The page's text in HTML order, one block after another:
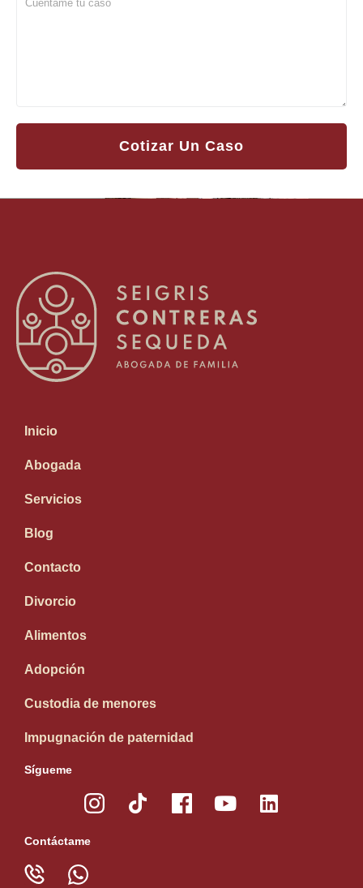
Cotizar Un Caso
Inicio
Abogada
Servicios
Blog
Contacto
Divorcio
Alimentos
Adopción
Custodia de menores
Impugnación de paternidad
Sígueme
Contáctame